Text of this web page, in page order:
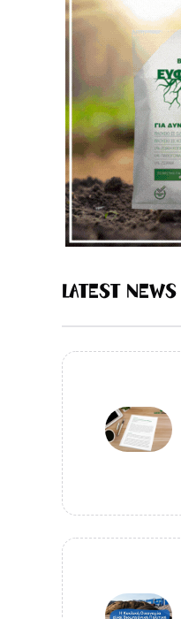
Latest News